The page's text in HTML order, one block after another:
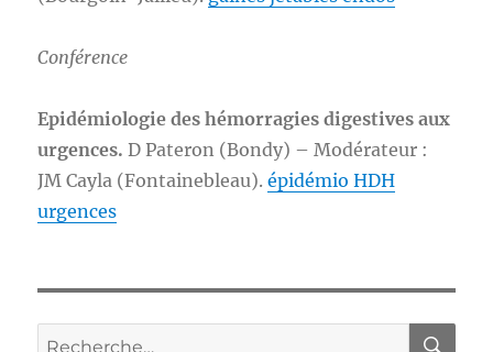
Conférence
Epidémiologie des hémorragies digestives aux
urgences. D Pateron (Bondy) – Modérateur :
JM Cayla (Fontainebleau).épidémio HDH
urgences
Recherche